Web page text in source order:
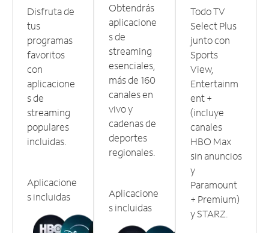
Disfruta de
tus
programas
favoritos
con
aplicacione
s de
streaming
populares
incluidas.
Aplicacione
s incluidas
Obtendrás
aplicacione
s de
streaming
esenciales,
más de 160
canales en
vivo y
cadenas de
deportes
regionales.
Aplicacione
s incluidas
Todo TV
Select Plus
junto con
Sports
View,
Entertainm
ent +
(incluye
canales
HBO Max
sin anuncios
y
Paramount
+ Premium)
y STARZ.